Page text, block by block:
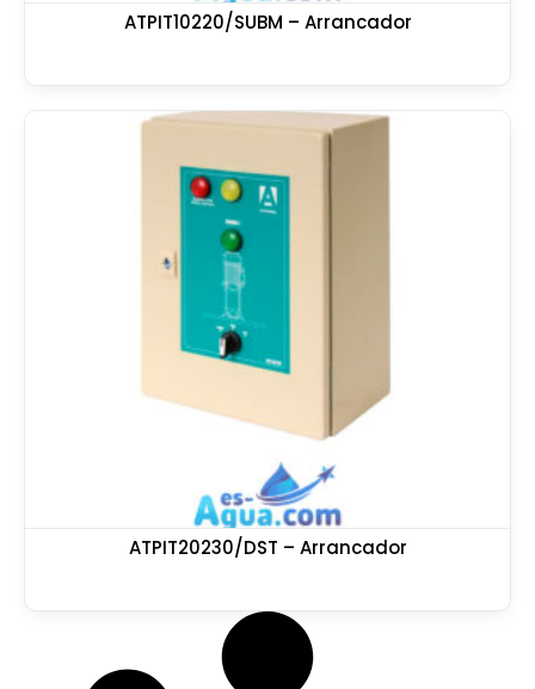
ATPIT10220/SUBM – Arrancador
ATPIT20230/DST – Arrancador